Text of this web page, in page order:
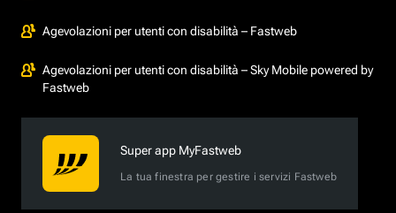
Agevolazioni per utenti con disabilità – Fastweb
Agevolazioni per utenti con disabilità – Sky Mobile powered by
Fastweb
Super app MyFastweb
La tua finestra per gestire i servizi Fastweb